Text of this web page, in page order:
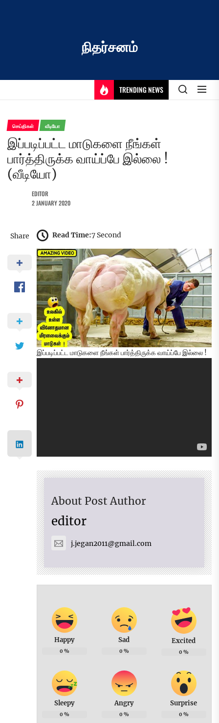
நிதர்சனம்
TRENDING NEWS
செய்திகள் வீடியோ
இப்படிப்பட்ட மாடுகளை நீங்கள்
பார்த்திருக்க வாய்ப்பே இல்லை !
(வீடியோ)
EDITOR
2 JANUARY 2020
Share Read Time:7 Second
இப்படிப்பட்ட மாடுகளை நீங்கள் பார்த்திருக்க வாய்ப்பே இல்லை !
About Post Author
editor
j.jegan2011@gmail.com
Happy
0 %
Sad
0 %
Excited
0 %
Sleepy
0 %
Angry
0 %
Surprise
0 %